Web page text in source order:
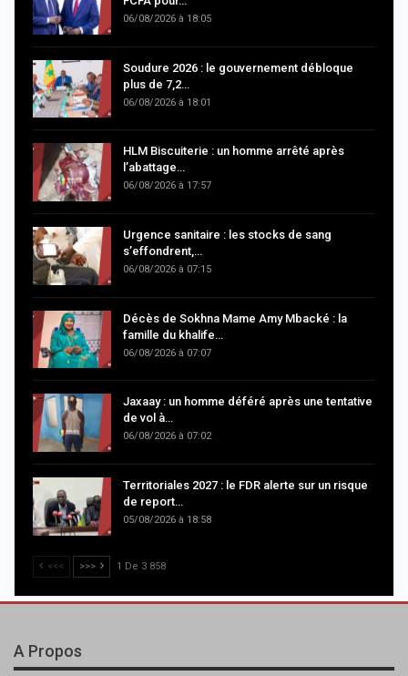
06/08/2026 à 18:05
Soudure 2026 : le gouvernement débloque
plus de 7,2…
06/08/2026 à 18:01
HLM Biscuiterie : un homme arrêté après
l’abattage…
06/08/2026 à 17:57
Urgence sanitaire : les stocks de sang
s’effondrent,…
06/08/2026 à 07:15
Décès de Sokhna Mame Amy Mbacké : la
famille du khalife…
06/08/2026 à 07:07
Jaxaay : un homme déféré après une tentative
de vol à…
06/08/2026 à 07:02
Territoriales 2027 : le FDR alerte sur un risque
de report…
05/08/2026 à 18:58
<<< >>> 1 De 3 858
A Propos